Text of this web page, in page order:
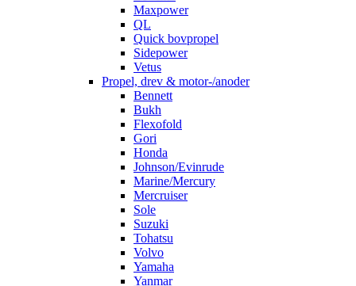
Maxpower
QL
Quick bovpropel
Sidepower
Vetus
Propel, drev & motor-/anoder
Bennett
Bukh
Flexofold
Gori
Honda
Johnson/Evinrude
Marine/Mercury
Mercruiser
Sole
Suzuki
Tohatsu
Volvo
Yamaha
Yanmar